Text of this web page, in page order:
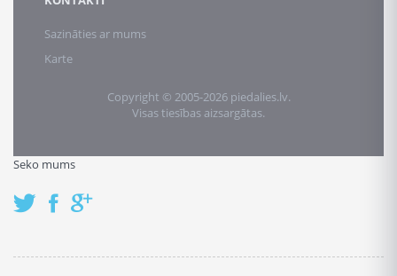
Sazināties ar mums
Karte
Copyright © 2005-2026 piedalies.lv.
Visas tiesības aizsargātas.
Seko mums